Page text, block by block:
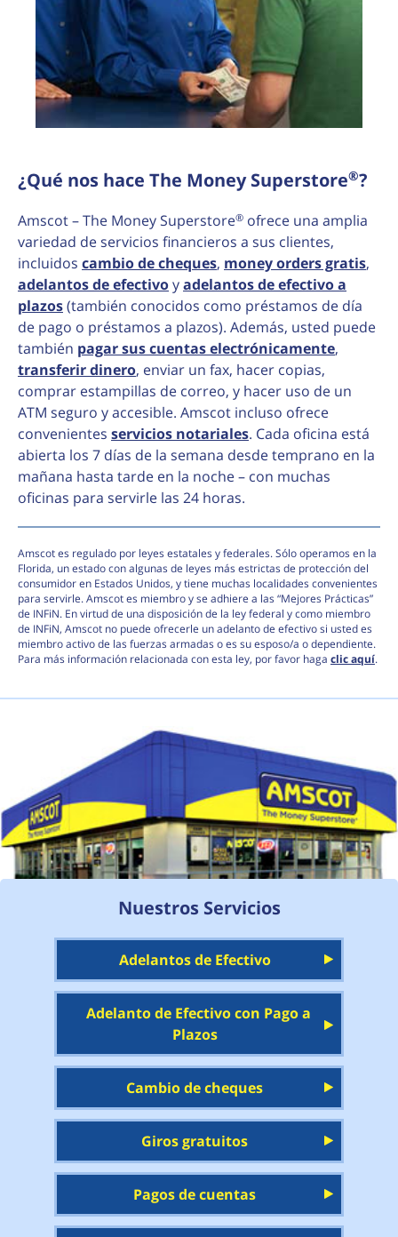
¿Qué nos hace The Money Superstore®?
Amscot – The Money Superstore® ofrece una amplia
variedad de servicios financieros a sus clientes,
incluidos cambio de cheques, money orders gratis,
adelantos de efectivoyadelantos de efectivo a
plazos(también conocidos como préstamos de día
de pago o préstamos a plazos). Además, usted puede
también pagar sus cuentas electrónicamente,
transferir dinero, enviar un fax, hacer copias,
comprar estampillas de correo, y hacer uso de un
ATM seguro y accesible. Amscot incluso ofrece
convenientes servicios notariales. Cada oficina está
abierta los 7 días de la semana desde temprano en la
mañana hasta tarde en la noche – con muchas
oficinas para servirle las 24 horas.
Amscot es regulado por leyes estatales y federales. Sólo operamos en la
Florida, un estado con algunas de leyes más estrictas de protección del
consumidor en Estados Unidos, y tiene muchas localidades convenientes
para servirle. Amscot es miembro y se adhiere a las “Mejores Prácticas”
de INFiN. En virtud de una disposición de la ley federal y como miembro
de INFiN, Amscot no puede ofrecerle un adelanto de efectivo si usted es
miembro activo de las fuerzas armadas o es su esposo/a o dependiente.
Para más información relacionada con esta ley, por favor haga clic aquí.
Nuestros Servicios
Adelantos de Efectivo
Adelanto de Efectivo con Pago a
Plazos
Cambio de cheques
Giros gratuitos
Pagos de cuentas